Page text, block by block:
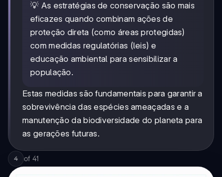
💡 As estratégias de conservação são mais
eficazes quando combinam ações de
proteção direta (como áreas protegidas)
com medidas regulatórias (leis) e
educação ambiental para sensibilizar a
população.
Estas medidas são fundamentais para garantir a
sobrevivência das espécies ameaçadas e a
manutenção da biodiversidade do planeta para
as gerações futuras.
4 of 41